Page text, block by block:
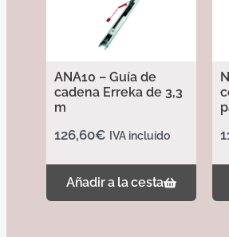
ANA10 – Guía de
cadena Erreka de 3,3
m
126,60€ IVA incluido
Añadir a la cesta